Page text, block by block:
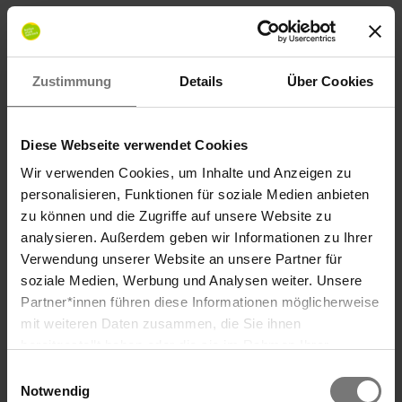
Zustimmung Details Über Cookies
Diese Webseite verwendet Cookies
Wir verwenden Cookies, um Inhalte und Anzeigen zu
personalisieren, Funktionen für soziale Medien anbieten
zu können und die Zugriffe auf unsere Website zu
analysieren. Außerdem geben wir Informationen zu Ihrer
Verwendung unserer Website an unsere Partner für
soziale Medien, Werbung und Analysen weiter. Unsere
Partner*innen führen diese Informationen möglicherweise
mit weiteren Daten zusammen, die Sie ihnen
Cookies und ähnliche Technologien (Tracking-Pixel),
Notwendig
Während die Schachtel trocknet
werden aus dem bunten Papier
verschiedene Meerestiere und Seegras
Wenn die Schachtel trocken ist
werden die Meerestiere und das
Seegras hinein geklebt.
Zum Schluss kann man noch kleine
Steine und Muscheln auf den
Meeresboden kleben
Download Beastelanleitung(PDF, 350
KB)